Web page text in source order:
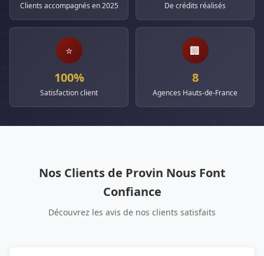
Clients accompagnés en 2025 De crédits réalisés
⭐
100%
Satisfaction client
🏢
8
Agences Hauts-de-France
Nos Clients de Provin Nous Font
Confiance
Découvrez les avis de nos clients satisfaits